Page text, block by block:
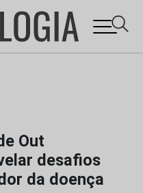
Out
desafios
da doença